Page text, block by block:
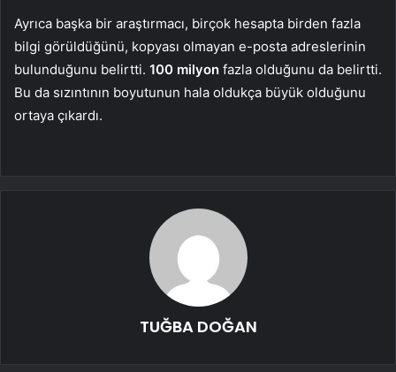
Ayrıca başka bir araştırmacı, birçok hesapta birden fazla
bilgi görüldüğünü, kopyası olmayan e-posta adreslerinin
bulunduğunu belirtti. 100 milyon fazla olduğunu da belirtti.
Bu da sızıntının boyutunun hala oldukça büyük olduğunu
ortaya çıkardı.
TUĞBA DOĞAN